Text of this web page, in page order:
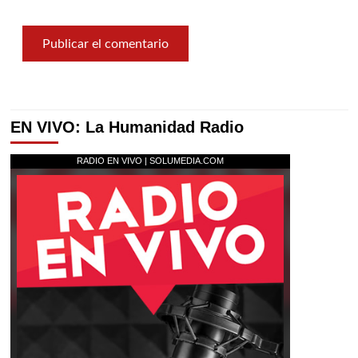
EN VIVO: La Humanidad Radio